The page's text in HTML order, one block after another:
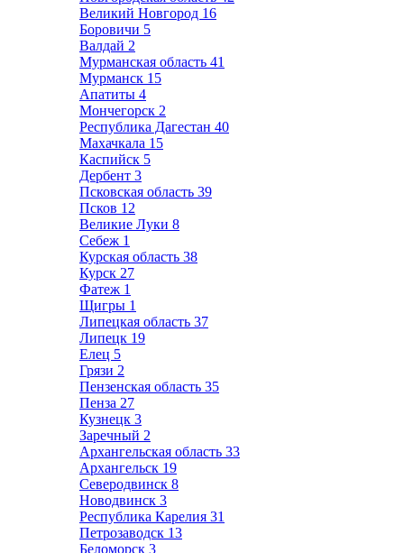
Великий Новгород 16
Боровичи 5
Валдай 2
Мурманская область 41
Мурманск 15
Апатиты 4
Мончегорск 2
Республика Дагестан 40
Махачкала 15
Каспийск 5
Дербент 3
Псковская область 39
Псков 12
Великие Луки 8
Себеж 1
Курская область 38
Курск 27
Фатеж 1
Щигры 1
Липецкая область 37
Липецк 19
Елец 5
Грязи 2
Пензенская область 35
Пенза 27
Кузнецк 3
Заречный 2
Архангельская область 33
Архангельск 19
Северодвинск 8
Новодвинск 3
Республика Карелия 31
Петрозаводск 13
Беломорск 3